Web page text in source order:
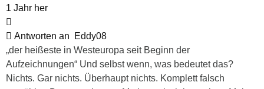
1 Jahr her
Antworten an
Eddy08
„der heißeste in Westeuropa seit Beginn der
Aufzeichnungen“ Und selbst wenn, was bedeutet das?
Nichts. Gar nichts. Überhaupt nichts. Komplett falsch